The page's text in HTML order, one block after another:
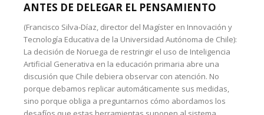
ANTES DE DELEGAR EL PENSAMIENTO
(Francisco Silva-Díaz, director del Magíster en Innovación y
Tecnología Educativa de la Universidad Autónoma de Chile):
La decisión de Noruega de restringir el uso de Inteligencia
Artificial Generativa en la educación primaria abre una
discusión que Chile debiera observar con atención. No
porque debamos replicar automáticamente sus medidas,
sino porque obliga a preguntarnos cómo abordamos los